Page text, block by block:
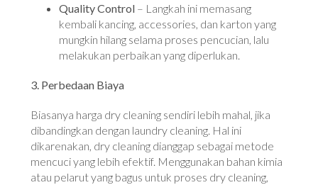
Quality Control – Langkah ini memasang
kembali kancing, accessories, dan karton yang
mungkin hilang selama proses pencucian, lalu
melakukan perbaikan yang diperlukan.
3. Perbedaan Biaya
Biasanya harga dry cleaning sendiri lebih mahal, jika
dibandingkan dengan laundry cleaning. Hal ini
dikarenakan, dry cleaning dianggap sebagai metode
mencuci yang lebih efektif. Menggunakan bahan kimia
atau pelarut yang bagus untuk proses dry cleaning,